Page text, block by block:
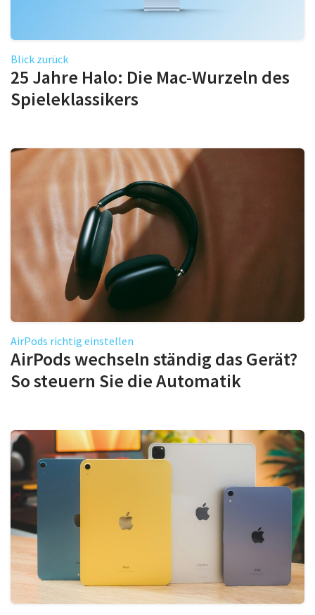
Blick zurück
25 Jahre Halo: Die Mac-Wurzeln des
Spieleklassikers
AirPods richtig einstellen
AirPods wechseln ständig das Gerät?
So steuern Sie die Automatik